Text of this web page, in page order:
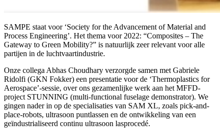
SAMPE staat voor ‘Society for the Advancement of Material and
Process Engineering’. Het thema voor 2022: “Composites – The
Gateway to Green Mobility?” is natuurlijk zeer relevant voor alle
partijen in de luchtvaartindustrie.
Onze collega Abhas Choudhary verzorgde samen met Gabriele
Ridolfi (GKN Fokker) een presentatie voor de ‘Thermoplastics for
Aerospace’-sessie, over ons gezamenlijke werk aan het MFFD-
project STUNNING (multi-functional fuselage demonstrator). We
gingen nader in op de specialisaties van SAM XL, zoals pick-and-
place-robots, ultrasoon puntlassen en de ontwikkeling van een
geïndustrialiseerd continu ultrasoon lasprocedé.